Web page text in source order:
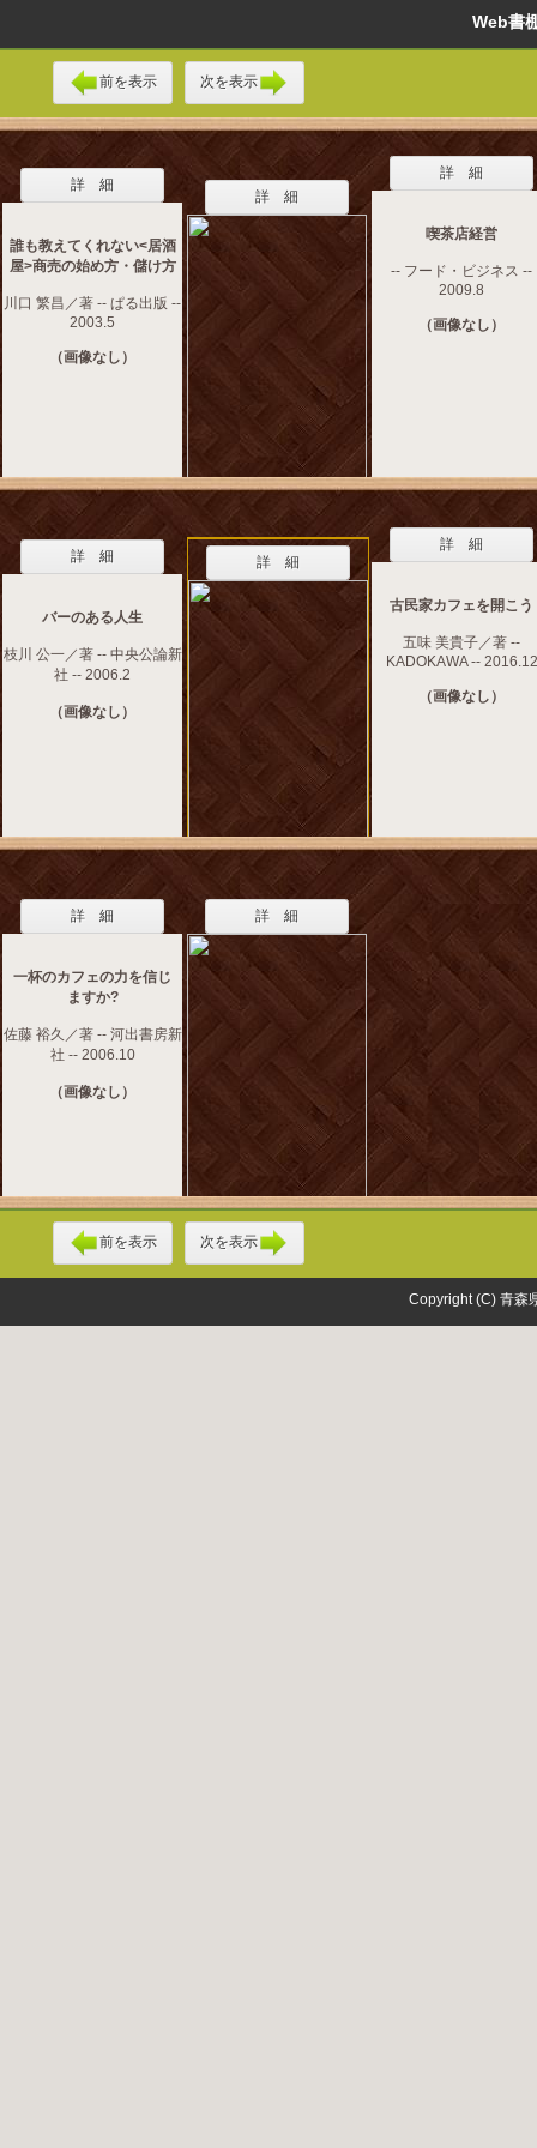
Web
前を表示 次を表示
詳 細
誰も教えてくれない<居酒
屋>商売の始め方・儲け方
川口 繁昌／著 -- ぱる出版 --
2003.5
（画像なし）
詳 細
詳 細
喫茶店経営
-- フード・ビジネス --
2009.8
（画像なし）
詳 細
バーのある人生
枝川 公一／著 -- 中央公論新
社 -- 2006.2
（画像なし）
詳 細
詳 細
古民家カフェを開こう
五味 美貴子／著 --
KADOKAWA -- 2016.12
（画像なし）
詳 細
一杯のカフェの力を信じ
ますか?
佐藤 裕久／著 -- 河出書房新
社 -- 2006.10
（画像なし）
詳 細
前を表示 次を表示
Copyright (C) 青森